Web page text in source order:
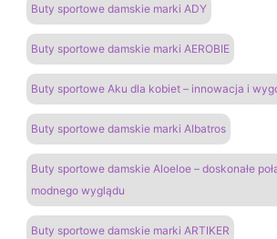
Buty sportowe damskie marki ADY
Buty sportowe damskie marki AEROBIE
Buty sportowe Aku dla kobiet – innowacja i
Buty sportowe damskie marki Albatros
Buty sportowe damskie Aloeloe – doskonałe
modnego wyglądu
Buty sportowe damskie marki ARTIKER